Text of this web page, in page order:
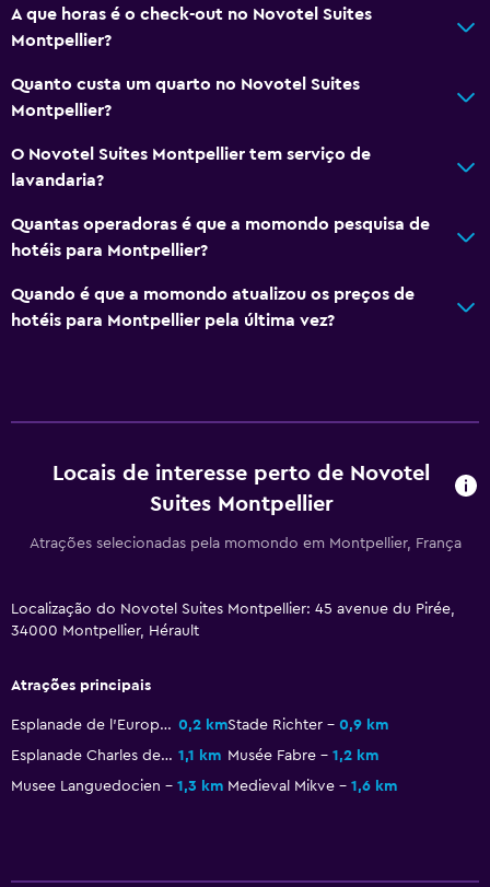
Geral
Soalho de madeira
Armazém disponível
Área de descanso
Quartos insonorizados
Insonorizado
Telefone
Secador de cabelo
Sanita elevada
Banheira
Papel higiénico
Serviços e comodidades
Centro de negócios
A que horas é o check-out no Novotel Suites
Montpellier?
Quanto custa um quarto no Novotel Suites
Montpellier?
O Novotel Suites Montpellier tem serviço de
lavandaria?
Quantas operadoras é que a momondo pesquisa de
hotéis para Montpellier?
Quando é que a momondo atualizou os preços de
hotéis para Montpellier pela última vez?
Locais de interesse perto de Novotel
Suites Montpellier
Atrações selecionadas pela momondo em Montpellier, França
Localização do Novotel Suites Montpellier: 45 avenue du Pirée,
34000 Montpellier, Hérault
Atrações principais
Esplanade de l'Europe 0,2 kmStade Richter
0,9 km
Esplanade Charles de Gaulle 1,1 km Musée Fabre
1,2 km
Musee Languedocien
1,3 km Medieval Mikve 1,6 km